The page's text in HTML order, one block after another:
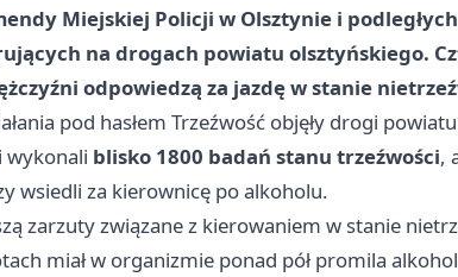
Miejskiej Policji w Olsztynie i
na drogach powiatu olsztyńskiego.
odpowiedzą za jazdę w stanie
pod hasłem Trzeźwość objęły drogi
wykonali blisko 1800 badań stanu trzeźwości,
wsiedli za kierownicę po alkoholu.
zarzuty związane z kierowaniem w stanie
miał w organizmie ponad pół promila